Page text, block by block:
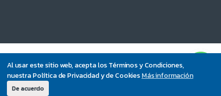
Al usar este sitio web, acepta los Términos y Condiciones,
nuestra Política de Privacidad y de CookiesMás información
De acuerdo